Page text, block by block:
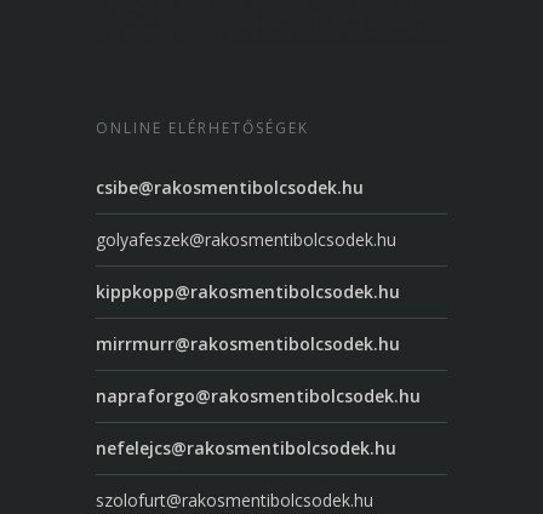
ONLINE ELÉRHETŐSÉGEK
csibe@rakosmentibolcsodek.hu
golyafeszek@rakosmentibolcsodek.hu
kippkopp@rakosmentibolcsodek.hu
mirrmurr@rakosmentibolcsodek.hu
napraforgo@rakosmentibolcsodek.hu
nefelejcs@rakosmentibolcsodek.hu
szolofurt@rakosmentibolcsodek.hu